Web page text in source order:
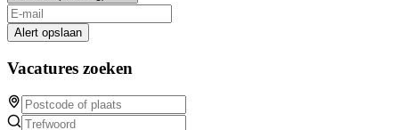
Alert opslaan
Vacatures zoeken